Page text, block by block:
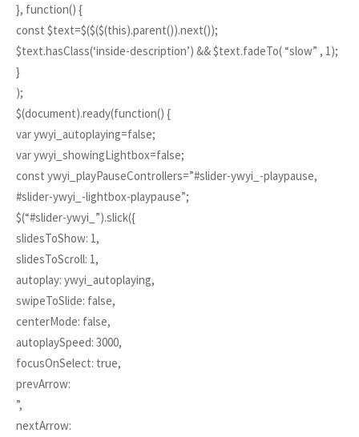
}, function() {
const $text=$($($(this).parent()).next());
$text.hasClass(‘inside-description’) && $text.fadeTo( “slow” , 1);
}
);
$(document).ready(function() {
var ywyi_autoplaying=false;
var ywyi_showingLightbox=false;
const ywyi_playPauseControllers=”#slider-ywyi_-playpause,
#slider-ywyi_-lightbox-playpause”;
$(“#slider-ywyi_”).slick({
slidesToShow: 1,
slidesToScroll: 1,
autoplay: ywyi_autoplaying,
swipeToSlide: false,
centerMode: false,
autoplaySpeed: 3000,
focusOnSelect: true,
prevArrow:
”,
nextArrow: